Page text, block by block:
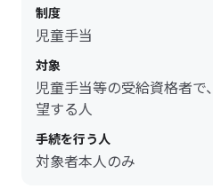
制度
児童手当
対象
児童手当等の受給資格者
望する人
手続を行う人
対象者本人のみ